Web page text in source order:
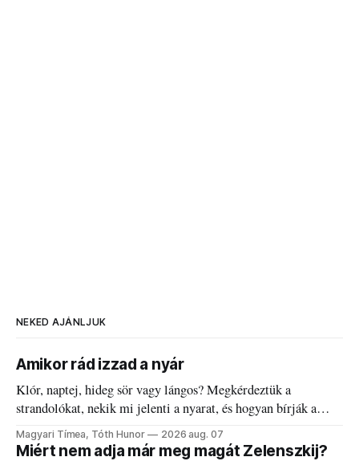
NEKED AJÁNLJUK
Amikor rád izzad a nyár
Klór, naptej, hideg sör vagy lángos? Megkérdeztük a
strandolókat, nekik mi jelenti a nyarat, és hogyan bírják a
kánikulát.
Magyari Tímea, Tóth Hunor 2026 aug. 07
Miért nem adja már meg magát Zelenszkij?